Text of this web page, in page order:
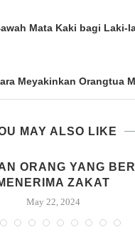
Mata Kaki bagi Laki-
Meyakinkan Orangtua
MAY ALSO LIKE
ORANG YANG
ZAKAT
May 22, 2024